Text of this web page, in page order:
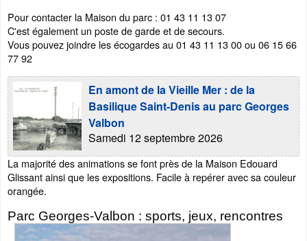
Pour contacter la Maison du parc : 01 43 11 13 07
C'est également un poste de garde et de secours.
Vous pouvez joindre les écogardes au 01 43 11 13 00 ou 06 15 66
77 92
En amont de la Vieille Mer : de la
Basilique Saint-Denis au parc Georges
Valbon
Samedi 12 septembre 2026
La majorité des animations se font près de la Maison Edouard
Glissant ainsi que les expositions. Facile à repérer avec sa couleur
orangée.
Parc Georges-Valbon : sports, jeux, rencontres